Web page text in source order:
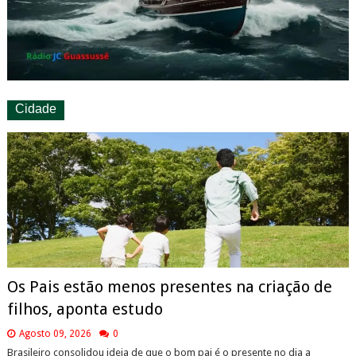
Cidade
Os Pais estão menos presentes na criação de
filhos, aponta estudo
Agosto 09, 2026 0
Brasileiro consolidou ideia de que o bom pai é o presente no dia a